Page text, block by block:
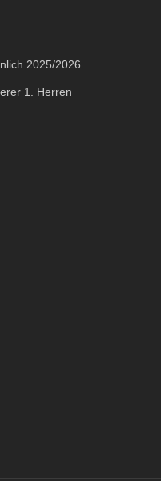
2025/2026
1. Herren